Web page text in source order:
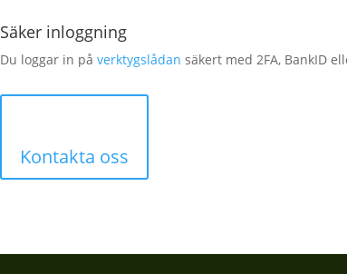
Säker inloggning
Du loggar in påverktygslådan säkert med 2FA, BankID
Kontakta oss